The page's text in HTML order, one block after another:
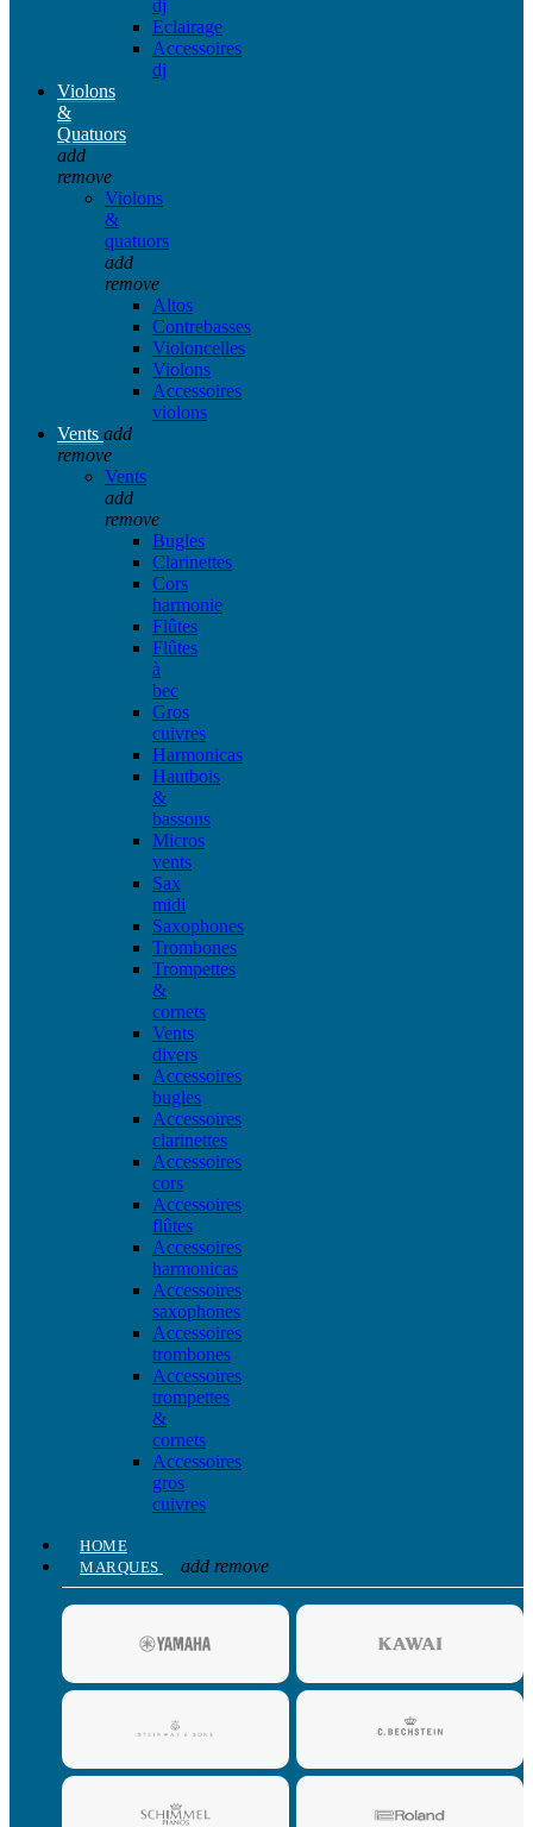
dj
Eclairage
Accessoires
dj
Violons
&
Quatuors
add
remove
Violons
&
quatuors
add
remove
Altos
Contrebasses
Violoncelles
Violons
Accessoires
violons
Vents add
remove
Vents
add
remove
Bugles
Clarinettes
Cors
harmonie
Flûtes
Flûtes
à
bec
Gros
cuivres
Harmonicas
Hautbois
&
bassons
Micros
vents
Sax
midi
Saxophones
Trombones
Trompettes
&
cornets
Vents
divers
Accessoires
bugles
Accessoires
clarinettes
Accessoires
cors
Accessoires
flûtes
Accessoires
harmonicas
Accessoires
saxophones
Accessoires
trombones
Accessoires
trompettes
&
cornets
Accessoires
gros
cuivres
HOME
MARQUES
add remove